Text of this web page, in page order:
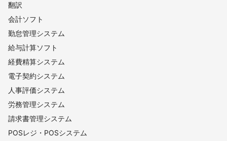
翻訳
会計ソフト
勤怠管理システム
給与計算ソフト
経費精算システム
電子契約システム
人事評価システム
労務管理システム
請求書管理システム
POSレジ・POSシステム